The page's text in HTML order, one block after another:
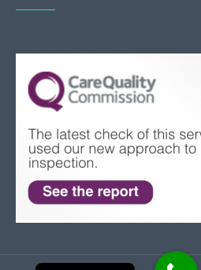
Bulgarian
Slovak